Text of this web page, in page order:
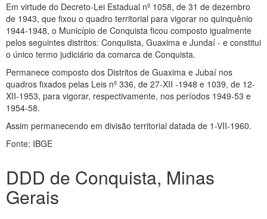
Em virtude do Decreto-Lei Estadual nº 1058, de 31 de dezembro
de 1943, que fixou o quadro territorial para vigorar no quinquênio
1944-1948, o Município de Conquista ficou composto igualmente
pelos seguintes distritos: Conquiista, Guaxima e Jundaí - e constitui
o único termo judiciário da comarca de Conquista.
Permanece composto dos Distritos de Guaxima e Jubaí nos
quadros fixados pelas Leis nº 336, de 27-XII -1948 e 1039, de 12-
XII-1953, para vigorar, respectivamente, nos períodos 1949-53 e
1954-58.
Assim permanecendo em divisão territorial datada de 1-VII-1960.
Fonte: IBGE
DDD de Conquista, Minas
Gerais